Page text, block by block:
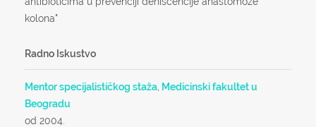
kolona"
Radno Iskustvo
Mentor specijalističkog staža, Medicinski fakultet u
Beogradu
od 2004.